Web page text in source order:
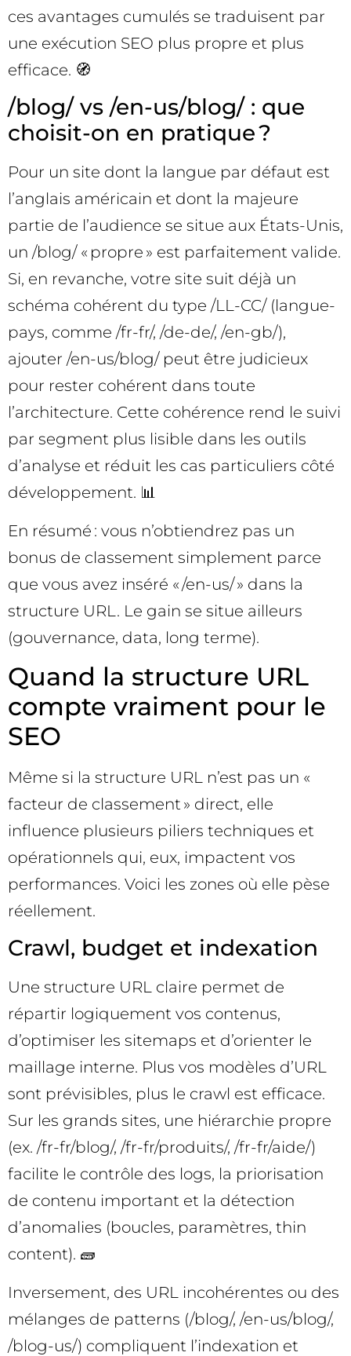
ces avantages cumulés se traduisent par
une exécution SEO plus propre et plus
efficace. 🧭
/blog/ vs /en-us/blog/ : que
choisit-on en pratique ?
Pour un site dont la langue par défaut est
l’anglais américain et dont la majeure
partie de l’audience se situe aux États-Unis,
un /blog/ « propre » est parfaitement valide.
Si, en revanche, votre site suit déjà un
schéma cohérent du type /LL-CC/ (langue-
pays, comme /fr-fr/, /de-de/, /en-gb/),
ajouter /en-us/blog/ peut être judicieux
pour rester cohérent dans toute
l’architecture. Cette cohérence rend le suivi
par segment plus lisible dans les outils
d’analyse et réduit les cas particuliers côté
développement. 📊
En résumé : vous n’obtiendrez pas un
bonus de classement simplement parce
que vous avez inséré « /en-us/ » dans la
structure URL. Le gain se situe ailleurs
(gouvernance, data, long terme).
Quand la structure URL
compte vraiment pour le
SEO
Même si la structure URL n’est pas un «
facteur de classement » direct, elle
influence plusieurs piliers techniques et
opérationnels qui, eux, impactent vos
performances. Voici les zones où elle pèse
réellement.
Crawl, budget et indexation
Une structure URL claire permet de
répartir logiquement vos contenus,
d’optimiser les sitemaps et d’orienter le
maillage interne. Plus vos modèles d’URL
sont prévisibles, plus le crawl est efficace.
Sur les grands sites, une hiérarchie propre
(ex. /fr-fr/blog/, /fr-fr/produits/, /fr-fr/aide/)
facilite le contrôle des logs, la priorisation
de contenu important et la détection
d’anomalies (boucles, paramètres, thin
content). 🧱
Inversement, des URL incohérentes ou des
mélanges de patterns (/blog/, /en-us/blog/,
/blog-us/) compliquent l’indexation et